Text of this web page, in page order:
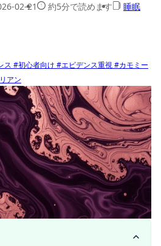
02-21 約5分で読めます 睡眠
ス #初心者向け #エビデンス重視#カモミー
アン